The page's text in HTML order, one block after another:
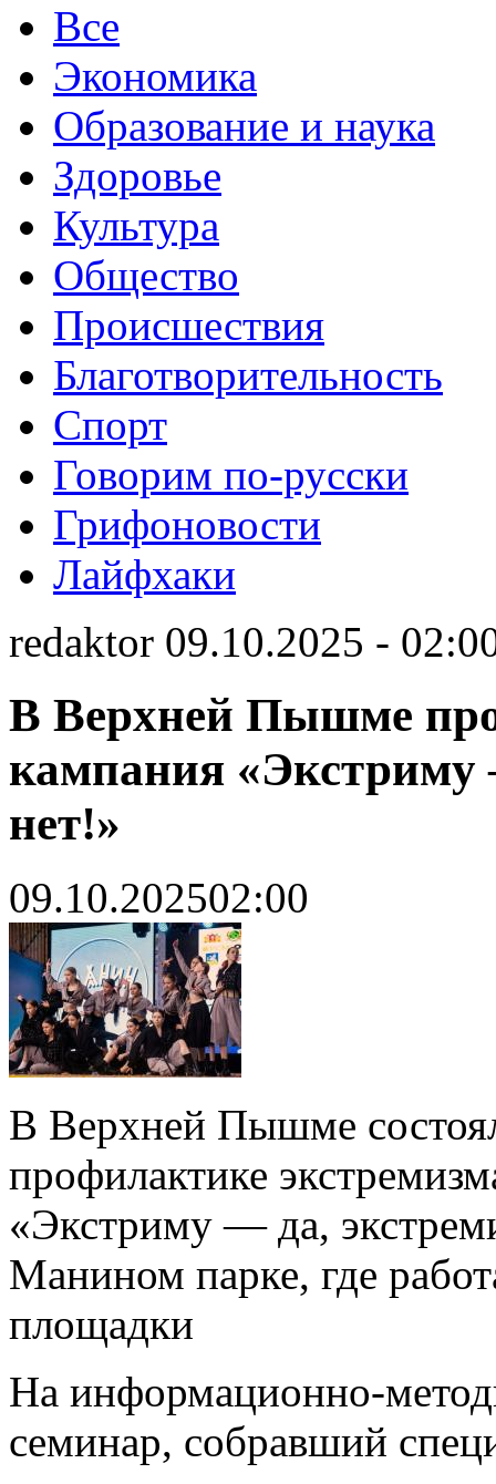
Все
Экономика
Образование и наука
Здоровье
Культура
Общество
Происшествия
Благотворительность
Спорт
Говорим по-русски
Грифоновости
Лайфхаки
redaktor 09.10.2025 -
В Верхней Пышме
кампания
нет!»
09.10.202502:00
В Верхней Пышме
профилактике
«Экстриму — да,
Манином парке, где
площадки
На информационно-
семинар, собравший